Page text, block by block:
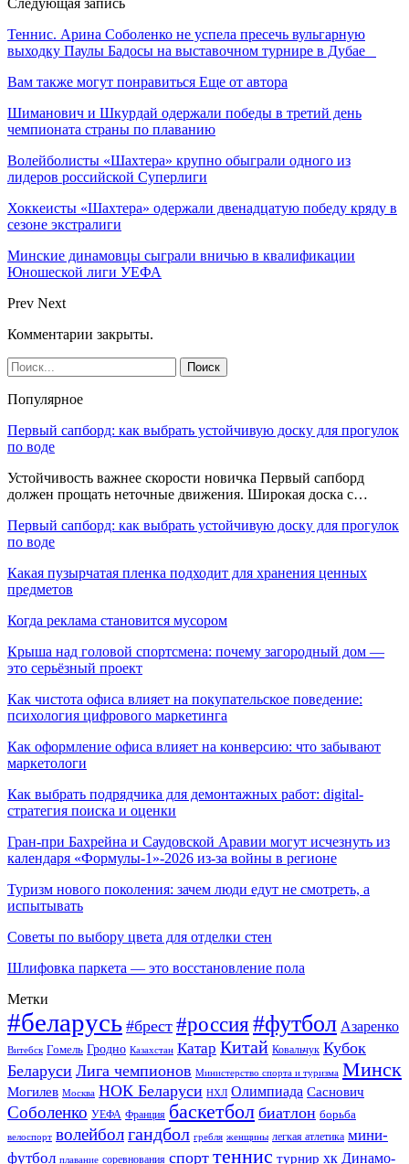
Теннис. Арина Соболенко не успела пресечь вульгарную
выходку Паулы Бадосы на выставочном турнире в Дубае
Вам также могут понравиться Еще от автора
Шиманович и Шкурдай одержали победы в третий день
чемпионата страны по плаванию
Волейболисты «Шахтера» крупно обыграли одного из
лидеров российской Суперлиги
Хоккеисты «Шахтера» одержали двенадцатую победу кряду в
сезоне экстралиги
Минские динамовцы сыграли вничью в квалификации
Юношеской лиги УЕФА
Prev Next
Комментарии закрыты.
Популярное
Первый сапборд: как выбрать устойчивую доску для прогулок
по воде
Устойчивость важнее скорости новичка Первый сапборд
должен прощать неточные движения. Широкая доска с…
Первый сапборд: как выбрать устойчивую доску для прогулок
по воде
Какая пузырчатая пленка подходит для хранения ценных
предметов
Когда реклама становится мусором
Крыша над головой спортсмена: почему загородный дом —
это серьёзный проект
Как чистота офиса влияет на покупательское поведение:
психология цифрового маркетинга
Как оформление офиса влияет на конверсию: что забывают
маркетологи
Как выбрать подрядчика для демонтажных работ: digital-
стратегия поиска и оценки
Гран-при Бахрейна и Саудовской Аравии могут исчезнуть из
календаря «Формулы-1»-2026 из-за войны в регионе
Туризм нового поколения: зачем люди едут не смотреть, а
испытывать
Советы по выбору цвета для отделки стен
Шлифовка паркета — это восстановление пола
Метки
#беларусь #брест #россия#футбол Азаренко
Витебск Гомель Гродно Казахстан Катар Китай Ковальчук Кубок
Беларуси Лига чемпионов Министерство спорта и туризма Минск
Могилев Москва НОК Беларуси НХЛ Олимпиада Саснович
Соболенко УЕФА Франция баскетбол биатлон борьба
велоспорт волейболгандбол гребля женщины легкая атлетика мини-
футбол плавание соревнования спорт теннис турнир хк Динамо-